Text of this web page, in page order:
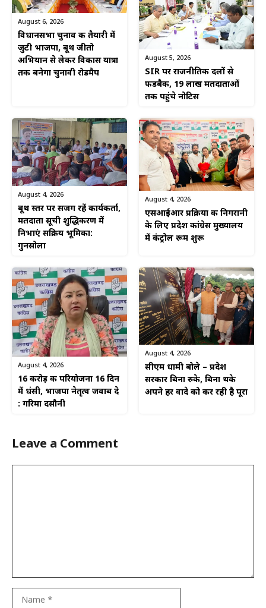
August 6, 2026
विधानसभा चुनाव की तैयारी में
जुटी भाजपा, बूथ जीतो
अभियान से लेकर विकास यात्रा
तक बनेगा चुनावी रोडमैप
August 5, 2026
SIR पर राजनीतिक दलों से
फीडबैक, 19 लाख मतदाताओं
तक पहुंचे नोटिस
August 4, 2026
बूथ स्तर पर सजग रहें कार्यकर्ता,
मतदाता सूची शुद्धिकरण में
निभाएं सक्रिय भूमिका:
गुनसोला
August 4, 2026
एसआईआर प्रक्रिया की निगरानी
के लिए प्रदेश कांग्रेस मुख्यालय
में कंट्रोल रूम शुरू
August 4, 2026
16 करोड़ की परियोजना 16 दिन
में धंसी, भाजपा नेतृत्व जवाब दे
: गरिमा दसौनी
August 4, 2026
सीएम धामी बोले – प्रदेश
सरकार बिना रुके, बिना थके
अपने हर वादे को कर रही है पूरा
Leave a Comment